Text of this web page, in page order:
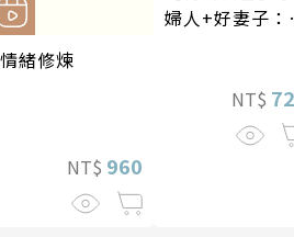
情緒修煉
NT$ 960
婦人+好妻子：
NT$